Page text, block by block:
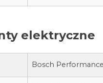
elektryczne
Bosch